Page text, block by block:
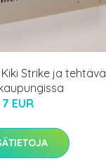
Kiki Strike ja tehtävä
7 EUR